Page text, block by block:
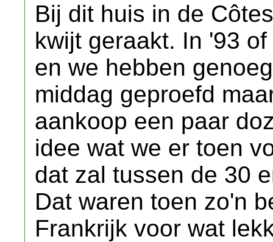
Bij dit huis in de
kwijt geraakt. In '93
en we hebben
middag geproefd
aankoop een paar
idee wat we er toen
dat zal tussen de 30
Dat waren toen zo'n
Frankrijk voor wat